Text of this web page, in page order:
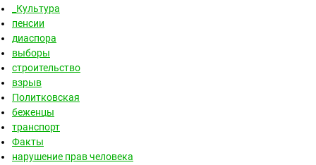
_Культура
пенсии
диаспора
выборы
строительство
взрыв
Политковская
беженцы
транспорт
Факты
нарушение прав человека